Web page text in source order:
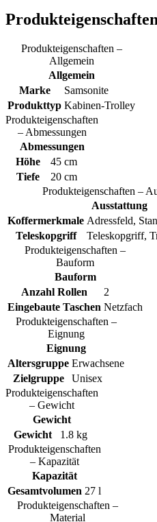
Produkteigenschaften –
Allgemein
Allgemein
Marke
Samsonite
Produkttyp Kabinen-Trolley
Produkteigenschaften
– Abmessungen
Abmessungen
Höhe
45 cm
Tiefe
20 cm
Produkteigenschaften –
Ausstattung
Koffermerkmale Adressfeld,
Teleskopgriff
Teleskopgriff,
Produkteigenschaften –
Bauform
Bauform
Anzahl Rollen
2
Eingebaute Taschen Netzfach
Produkteigenschaften –
Eignung
Eignung
Altersgruppe Erwachsene
Zielgruppe
Unisex
Produkteigenschaften
– Gewicht
Gewicht
Gewicht
1.8 kg
Produkteigenschaften
– Kapazität
Kapazität
Gesamtvolumen 27 l
Produkteigenschaften –
Material